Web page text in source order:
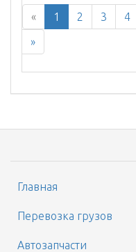
« 1 2 3 4
»
Главная
Перевозка грузов
Автозапчасти